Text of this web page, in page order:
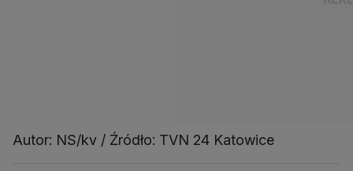
Autor: NS/kv / Źródło: TVN 24 Katowice